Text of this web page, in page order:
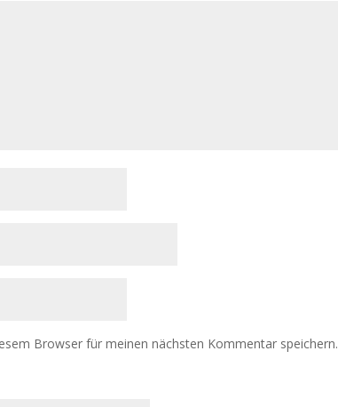
Browser für meinen nächsten Kommentar speichern.